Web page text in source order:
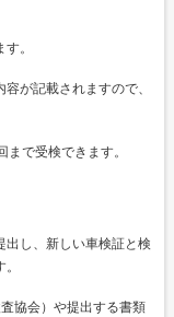
。
が記載されますので、
で受検できます。
し、新しい車検証と検
協会）や提出する書類